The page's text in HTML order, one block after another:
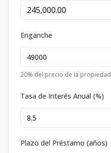
Enganche
20% del precio de la propiedad
Tasa de Interés Anual (%)
Plazo del Préstamo (años)